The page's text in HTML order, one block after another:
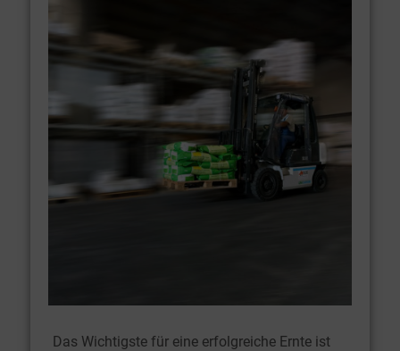
Das Wichtigste für eine erfolgreiche Ernte ist